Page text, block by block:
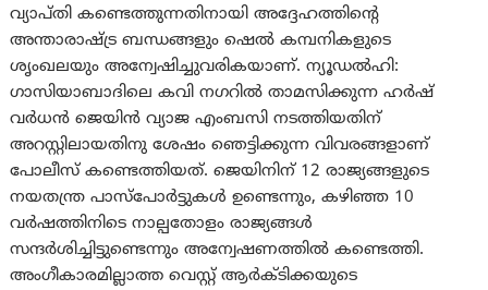
വ്യാപ്തി കണ്ടെത്തുന്നതിനായി അദ്ദേഹത്തിന്റെ
അന്താരാഷ്ട്ര ബന്ധങ്ങളും ഷെൽ കമ്പനികളുടെ
ശൃംഖലയും അന്വേഷിച്ചുവരികയാണ്. ന്യൂഡല്‍ഹി:
ഗാസിയാബാദിലെ കവി നഗറിൽ താമസിക്കുന്ന ഹർഷ്
വർധൻ ജെയിൻ വ്യാജ എംബസി നടത്തിയതിന്
അറസ്റ്റിലായതിനു ശേഷം ഞെട്ടിക്കുന്ന വിവരങ്ങളാണ്
പോലീസ് കണ്ടെത്തിയത്. ജെയിനിന് 12 രാജ്യങ്ങളുടെ
നയതന്ത്ര പാസ്‌പോർട്ടുകൾ ഉണ്ടെന്നും, കഴിഞ്ഞ 10
വർഷത്തിനിടെ നാല്പതോളം രാജ്യങ്ങൾ
സന്ദർശിച്ചിട്ടുണ്ടെന്നും അന്വേഷണത്തിൽ കണ്ടെത്തി.
അംഗീകാരമില്ലാത്ത വെസ്റ്റ് ആർക്ടിക്കയുടെ